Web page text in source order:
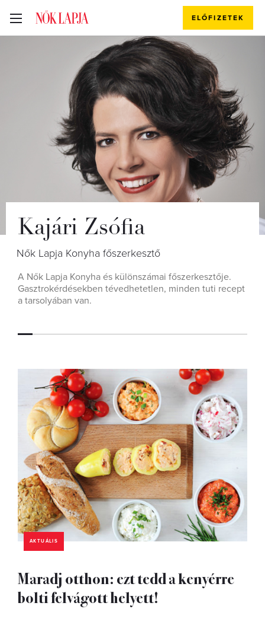
ELŐFIZETEK
Kajári Zsófia
Nők Lapja Konyha főszerkesztő
A Nők Lapja Konyha és különszámai főszerkesztője.
Gasztrokérdésekben tévedhetetlen, minden tuti recept
a tarsolyában van.
AKTUÁLIS
Maradj otthon: ezt tedd a kenyérre
bolti felvágott helyett!